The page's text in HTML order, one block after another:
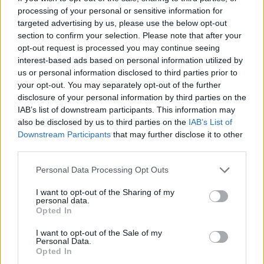
processing of your personal or sensitive information for
targeted advertising by us, please use the below opt-out
section to confirm your selection. Please note that after your
opt-out request is processed you may continue seeing
interest-based ads based on personal information utilized by
us or personal information disclosed to third parties prior to
your opt-out. You may separately opt-out of the further
disclosure of your personal information by third parties on the
IAB’s list of downstream participants. This information may
also be disclosed by us to third parties on the IAB’s List of
Downstream Participants that may further disclose it to other
Personal Data Processing Opt Outs
I want to opt-out of the Sharing of my
personal data.
Opted In
I want to opt-out of the Sale of my
Personal Data.
Opted In
de bosc on mai passava ningú. Hi havia una clariana
petita i una roca enorme des d'on es veien els camps i
les muntanyes del fons.
Quan era petita hi anava amb el seu avi. Més endavant
hi havia anat sola moltes vegades quan necessitava
pensar.
Mai hi havia portat ningú... Fins ara.
El Mark va arribar deu minuts tard.
—Sabia que em faries esperar.
—Volia donar-te temps perquè em trobessis a faltar.